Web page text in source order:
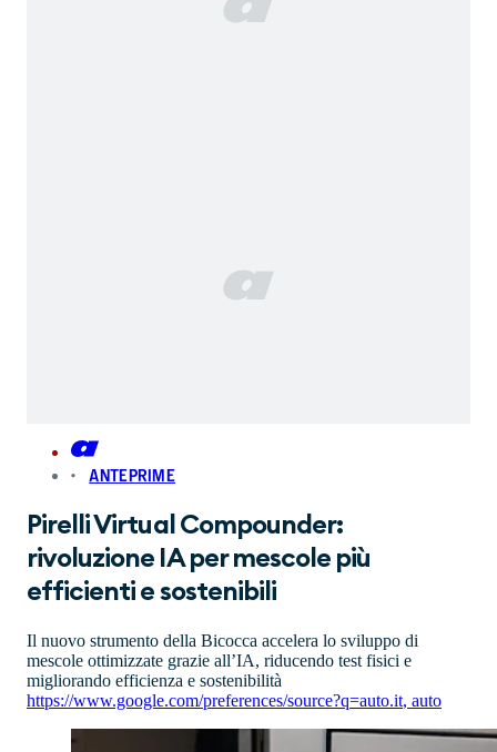
ANTEPRIME
Pirelli Virtual Compounder:
rivoluzione IA per mescole più
efficienti e sostenibili
Il nuovo strumento della Bicocca accelera lo sviluppo di
mescole ottimizzate grazie all’IA, riducendo test fisici e
migliorando efficienza e sostenibilità
https://www.google.com/preferences/source?q=auto.it, auto